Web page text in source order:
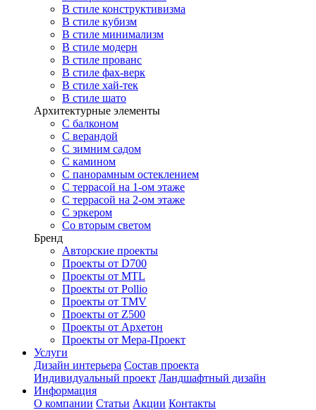
В стиле конструктивизма
В стиле кубизм
В стиле минимализм
В стиле модерн
В стиле прованс
В стиле фах-верк
В стиле хай-тек
В стиле шато
Архитектурные элементы
С балконом
С верандой
С зимним садом
С камином
С панорамным остеклением
С террасой на 1-ом этаже
С террасой на 2-ом этаже
С эркером
Со вторым светом
Бренд
Авторские проекты
Проекты от D700
Проекты от MTL
Проекты от Pollio
Проекты от TMV
Проекты от Z500
Проекты от Архетон
Проекты от Мера-Проект
Услуги
Дизайн интерьера Состав проекта
Индивидуальный проект Ландшафтный дизайн
Информация
О компании Статьи Акции Контакты